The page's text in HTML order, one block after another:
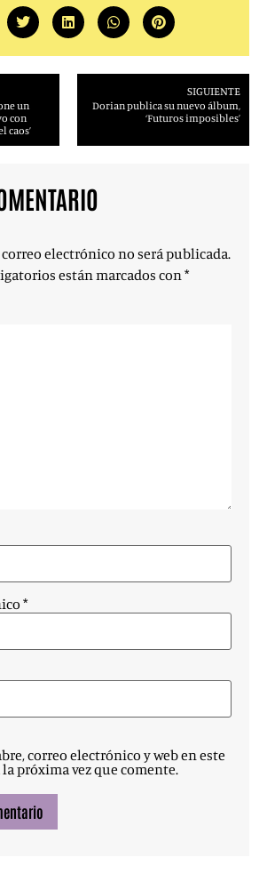
un
con
caos’
SIGUIENTE
Dorian publica su nuevo álbum,
‘Futuros imposibles’
electrónico no será publicada.
están marcados con*
*
correo electrónico y web en este
próxima vez que comente.